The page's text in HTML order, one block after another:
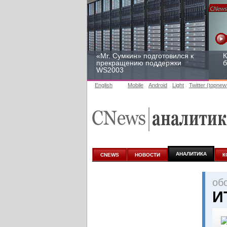
«Mr. Сумкин» подготовился к
прекращению поддержки
WS2003
к аналитике
English Mobile Android Light Twitter
CNEWS НОВОСТИ АНАЛИТИКА